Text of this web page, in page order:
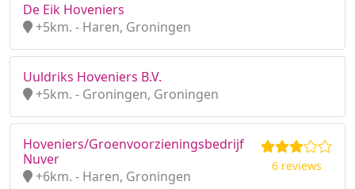
De Eik Hoveniers
+5km. - Haren, Groningen
Uuldriks Hoveniers B.V.
+5km. - Groningen, Groningen
Hoveniers/Groenvoorzieningsbedrijf
Nuver
+6km. - Haren, Groningen
6 reviews